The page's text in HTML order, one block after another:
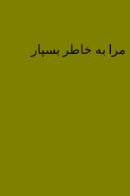
مرا به خاطر بسپار